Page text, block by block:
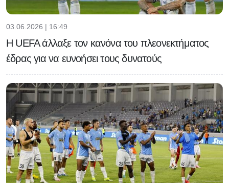
03.06.2026 | 16:49
H UEFA άλλαξε τον κανόνα του πλεονεκτήματος
έδρας για να ευνοήσει τους δυνατούς